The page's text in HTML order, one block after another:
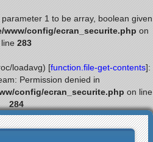
1 to be array, boolean given
www/config/ecran_securite.php on
line 283
loadavg) [function.file-get-contents]:
Permission denied in
config/ecran_securite.php on line
284